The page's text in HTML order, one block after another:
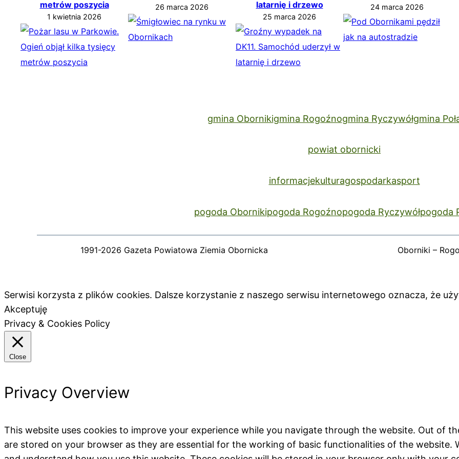
metrów poszycia
1 kwietnia 2026
26 marca 2026
latarnię i drzewo
25 marca 2026
24 marca 2026
gmina Obornikigmina Rogoźnogmina Ryczywółgmina
powiat obornicki
informacjekulturagospodarkasport
pogoda Obornikipogoda Rogoźnopogoda Ryczywółpogoda
1991-2026 Gazeta Powiatowa Ziemia Obornicka Oborniki –
Serwisi korzysta z plików cookies. Dalsze korzystanie z naszego serwisu internetowego oznacza, że
Akceptuję
Privacy & Cookies Policy
Close
Privacy Overview
This website uses cookies to improve your experience while you navigate through the website. Out of
are stored on your browser as they are essential for the working of basic functionalities of the website.